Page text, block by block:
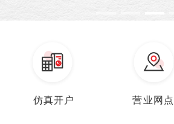
仿真开户 营业网点